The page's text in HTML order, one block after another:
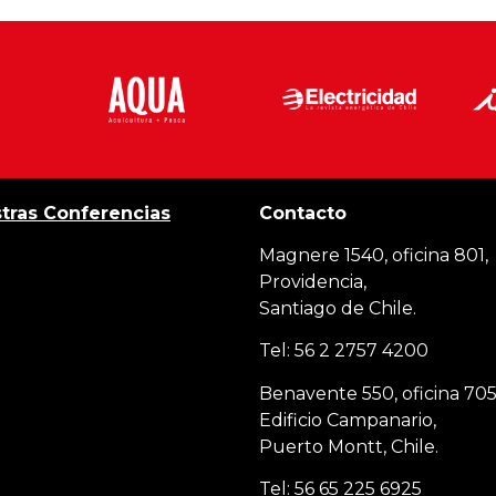
Conferencias Contacto
Magnere 1540, oficina 801,
Providencia,
Santiago de Chile.
Tel: 56 2 2757 4200
Benavente 550, oficina
Edificio Campanario,
Puerto Montt, Chile.
Tel: 56 65 225 6925